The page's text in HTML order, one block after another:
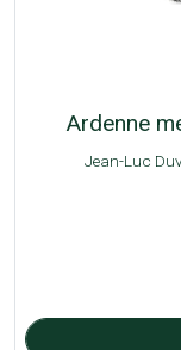
Ardenne
Jean-Luc